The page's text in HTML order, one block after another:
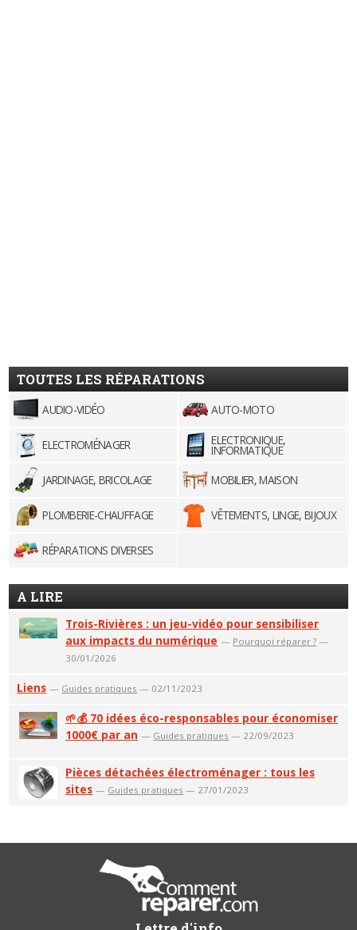
TOUTES LES RÉPARATIONS
AUDIO-VIDÉO AUTO-MOTO
ELECTROMÉNAGER ELECTRONIQUE,
INFORMATIQUE
JARDINAGE, BRICOLAGE
MOBILIER, MAISON
PLOMBERIE-CHAUFFAGE VÊTEMENTS, LINGE, BIJOUX
RÉPARATIONS DIVERSES
A LIRE
Trois-Rivières : un jeu-vidéo pour sensibiliser
aux impacts du numérique — Pourquoi réparer ? —
30/01/2026
Liens — Guides pratiques — 02/11/2023
🌱💰 70 idées éco-responsables pour économiser
1000€ par an — Guides pratiques — 22/09/2023
Pièces détachées électroménager : tous les
sites — Guides pratiques — 27/01/2023